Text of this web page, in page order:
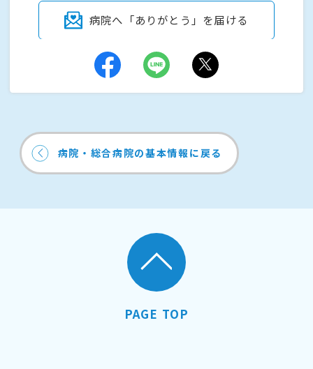
病院へ「ありがとう」を届ける
病院・総合病院の基本情報に戻る
PAGE TOP